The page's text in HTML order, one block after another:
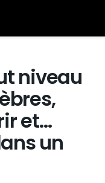
niveau
et…
un